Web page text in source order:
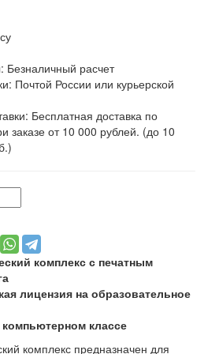
Безналичный расчет
Почтой России или курьерской
Бесплатная доставка по
заказе от 10 000 рублей. (до 10
комплекс с печатным
лицензия на образовательное
классе
комплекс предназначен для